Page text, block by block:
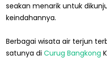
seakan menarik untuk
keindahannya.
Berbagai wisata air terjun
satunya di Curug Bangkong